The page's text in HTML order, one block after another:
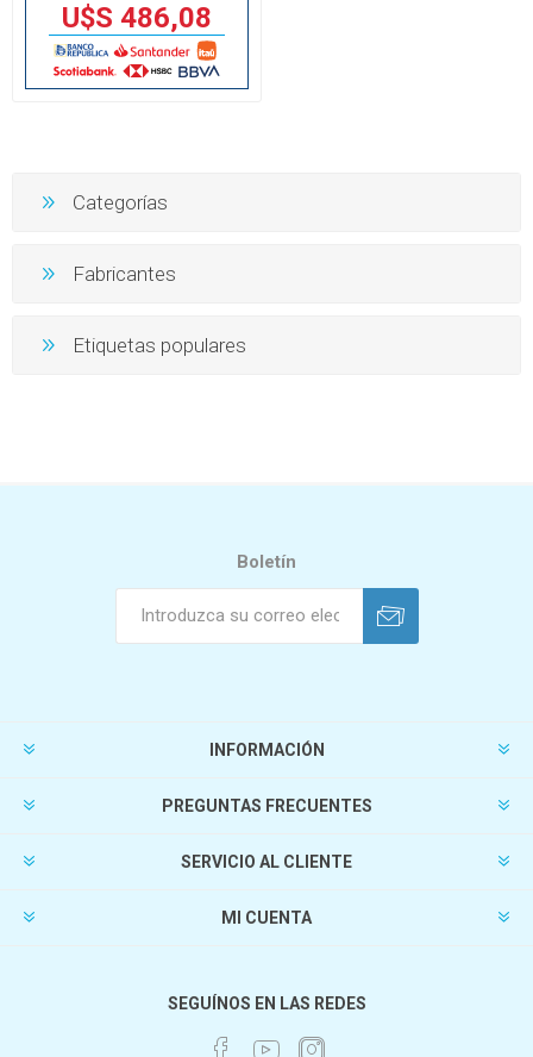
U$S 486,08
Categorías
Fabricantes
Etiquetas populares
Boletín
INFORMACIÓN
PREGUNTAS FRECUENTES
SERVICIO AL CLIENTE
MI CUENTA
SEGUÍNOS EN LAS REDES